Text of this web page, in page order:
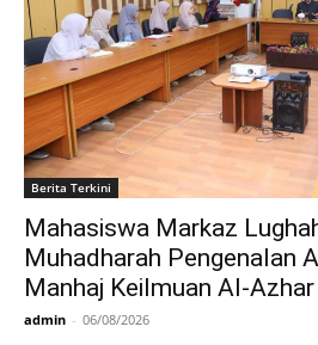
Berita Terkini
Mahasiswa Markaz
Muhadharah Pengenalan
Manhaj Keilmuan Al-Azhar
admin - 06/08/2026